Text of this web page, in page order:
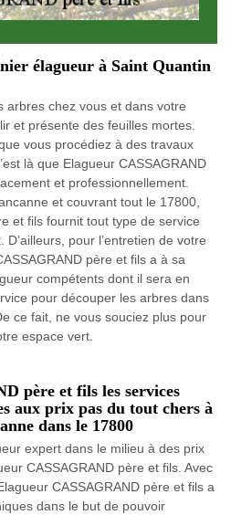
élagueur à Saint Quantin
arbres chez vous et dans votre
et présente des feuilles mortes.
vous procédiez à des travaux
là que Elagueur CASSAGRAND
et professionnellement.
et couvrant tout le 17800,
et fils fournit tout type de service
D’ailleurs, pour l’entretien de votre
père et fils a à sa
compétents dont il sera en
pour découper les arbres dans
ce fait, ne vous souciez plus pour
espace vert.
père et fils les services
aux prix pas du tout chers à
dans le 17800
expert dans le milieu à des prix
CASSAGRAND père et fils. Avec
CASSAGRAND père et fils a
dans le but de pouvoir